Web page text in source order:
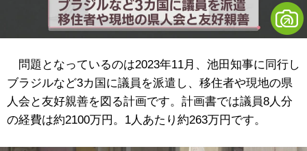
問題となっているのは2023年11月、池田知事に同行し
ブラジルなど3カ国に議員を派遣し、移住者や現地の県
人会と友好親善を図る計画です。計画書では議員8人分
の経費は約2100万円。1人あたり約263万円です。